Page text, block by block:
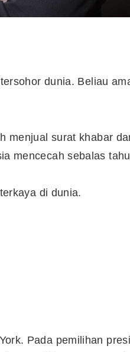
dunia. Beliau
menjual surat khabar
mencecah sebalas
di dunia.
Pada pemilihan